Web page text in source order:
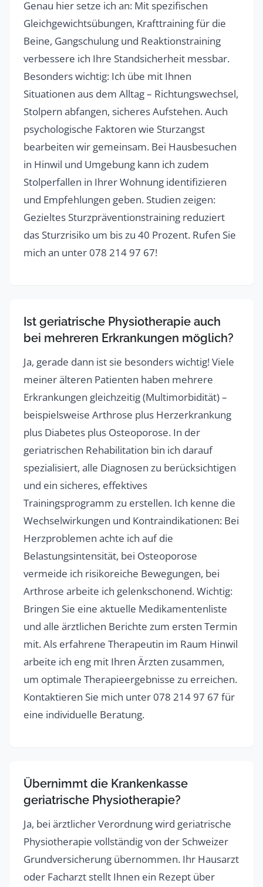
Genau hier setze ich an: Mit spezifischen
Gleichgewichtsübungen, Krafttraining für die
Beine, Gangschulung und Reaktionstraining
verbessere ich Ihre Standsicherheit messbar.
Besonders wichtig: Ich übe mit Ihnen
Situationen aus dem Alltag – Richtungswechsel,
Stolpern abfangen, sicheres Aufstehen. Auch
psychologische Faktoren wie Sturzangst
bearbeiten wir gemeinsam. Bei Hausbesuchen
in Hinwil und Umgebung kann ich zudem
Stolperfallen in Ihrer Wohnung identifizieren
und Empfehlungen geben. Studien zeigen:
Gezieltes Sturzpräventionstraining reduziert
das Sturzrisiko um bis zu 40 Prozent. Rufen Sie
mich an unter 078 214 97 67!
Ist geriatrische Physiotherapie auch
bei mehreren Erkrankungen möglich?
Ja, gerade dann ist sie besonders wichtig! Viele
meiner älteren Patienten haben mehrere
Erkrankungen gleichzeitig (Multimorbidität) –
beispielsweise Arthrose plus Herzerkrankung
plus Diabetes plus Osteoporose. In der
geriatrischen Rehabilitation bin ich darauf
spezialisiert, alle Diagnosen zu berücksichtigen
und ein sicheres, effektives
Trainingsprogramm zu erstellen. Ich kenne die
Wechselwirkungen und Kontraindikationen: Bei
Herzproblemen achte ich auf die
Belastungsintensität, bei Osteoporose
vermeide ich risikoreiche Bewegungen, bei
Arthrose arbeite ich gelenkschonend. Wichtig:
Bringen Sie eine aktuelle Medikamentenliste
und alle ärztlichen Berichte zum ersten Termin
mit. Als erfahrene Therapeutin im Raum Hinwil
arbeite ich eng mit Ihren Ärzten zusammen,
um optimale Therapieergebnisse zu erreichen.
Kontaktieren Sie mich unter 078 214 97 67 für
eine individuelle Beratung.
Übernimmt die Krankenkasse
geriatrische Physiotherapie?
Ja, bei ärztlicher Verordnung wird geriatrische
Physiotherapie vollständig von der Schweizer
Grundversicherung übernommen. Ihr Hausarzt
oder Facharzt stellt Ihnen ein Rezept über